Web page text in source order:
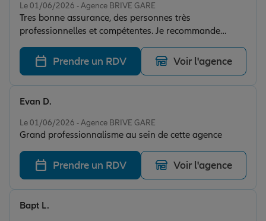
Le 01/06/2026 - Agence BRIVE GARE
Tres bonne assurance, des personnes très
professionnelles et compétentes. Je recommande
vivement
Prendre un RDV Voir l'agence
Le 01/06/2026 - Agence BRIVE GARE
Grand professionnalisme au sein de cette agence
Evan D.
Prendre un RDV Voir l'agence
Bapt L.